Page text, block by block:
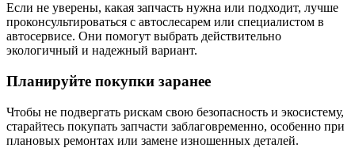
Если не уверены, какая запчасть нужна или подходит, лучше
проконсультироваться с автослесарем или специалистом в
автосервисе. Они помогут выбрать действительно
экологичный и надежный вариант.
Планируйте покупки заранее
Чтобы не подвергать рискам свою безопасность и экосистему,
старайтесь покупать запчасти заблаговременно, особенно при
плановых ремонтах или замене изношенных деталей.